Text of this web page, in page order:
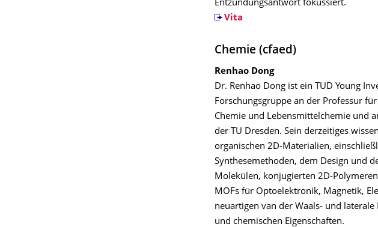
Entzündungsantwort fokussiert.
Vita
Chemie (cfaed)
Renhao Dong
Dr. Renhao Dong ist ein TUD Young
Forschungsgruppe an der Professur
Chemie und Lebensmittelchemie und
der TU Dresden. Sein derzeitiges
organischen 2D-Materialien,
Synthesemethoden, dem Design und
Molekülen, konjugierten 2D-
MOFs für Optoelektronik, Magnetik,
neuartigen van der Waals- und
und chemischen Eigenschaften.